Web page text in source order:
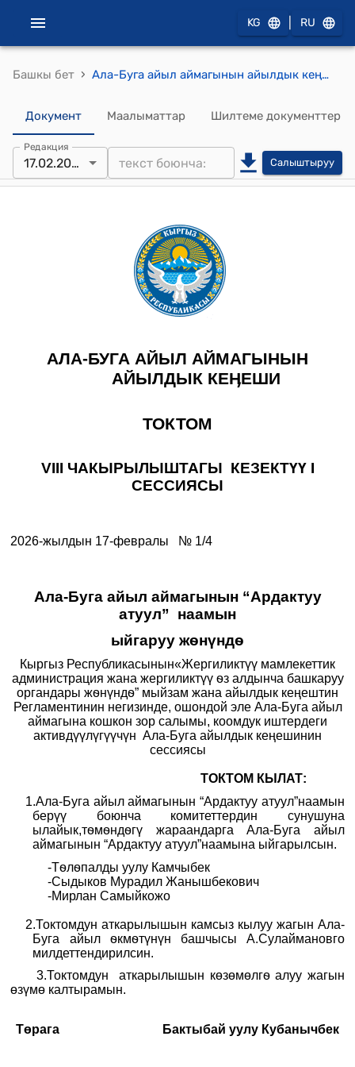
KG RU
Башкы бет › Ала-Буга айыл аймагынын айылдык кеңешинин 2026-жылдын 17-февралындагы № 1/4 "Ала-Буга айыл аймагынын “Ардактуу атуул” наамын ыйгаруу жѳнүндѳ" Токтому
Документ Маалыматтар Шилтеме документтер
Редакция
17.02.2026 Салыштыруу